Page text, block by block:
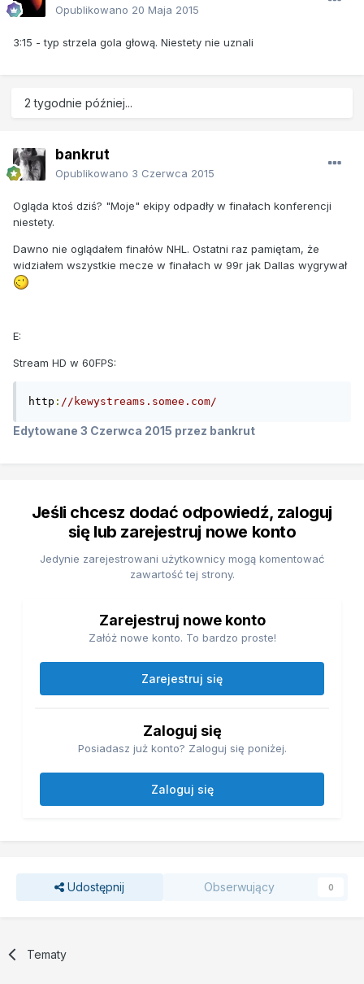
Opublikowano 20 Maja 2015
3:15 - typ strzela gola głową. Niestety nie uznali
2 tygodnie później...
bankrut
Opublikowano 3 Czerwca 2015
Ogląda ktoś dziś? "Moje" ekipy odpadły w finałach konferencji
niestety.
Dawno nie oglądałem finałów NHL. Ostatni raz pamiętam, że
widziałem wszystkie mecze w finałach w 99r jak Dallas wygrywał
E:
Stream HD w 60FPS:
http : //kewystreams.somee.com/
Edytowane 3 Czerwca 2015 przez bankrut
Jeśli chcesz dodać odpowiedź, zaloguj
się lub zarejestruj nowe konto
Jedynie zarejestrowani użytkownicy mogą komentować
zawartość tej strony.
Zarejestruj nowe konto
Załóż nowe konto. To bardzo proste!
Zarejestruj się
Zaloguj się
Posiadasz już konto? Zaloguj się poniżej.
Zaloguj się
Udostępnij Obserwujący 0
Tematy